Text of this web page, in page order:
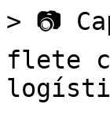
> 📷
flete